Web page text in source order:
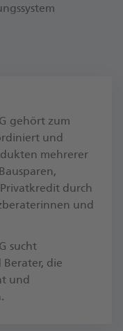
gehört zum
und
mehrerer
durch
und
sucht
die
und